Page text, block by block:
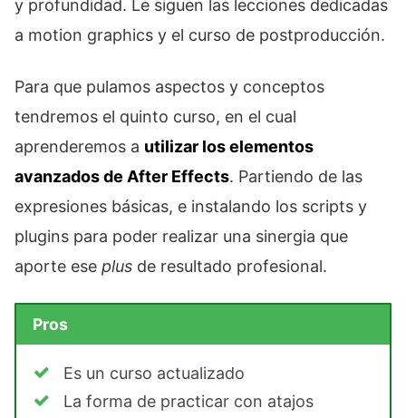
y profundidad. Le siguen las lecciones dedicadas
a motion graphics y el curso de postproducción.
Para que pulamos aspectos y conceptos
tendremos el quinto curso, en el cual
aprenderemos a utilizar los elementos
avanzados de After Effects. Partiendo de las
expresiones básicas, e instalando los scripts y
plugins para poder realizar una sinergia que
aporte ese plus de resultado profesional.
Pros
Es un curso actualizado
La forma de practicar con atajos